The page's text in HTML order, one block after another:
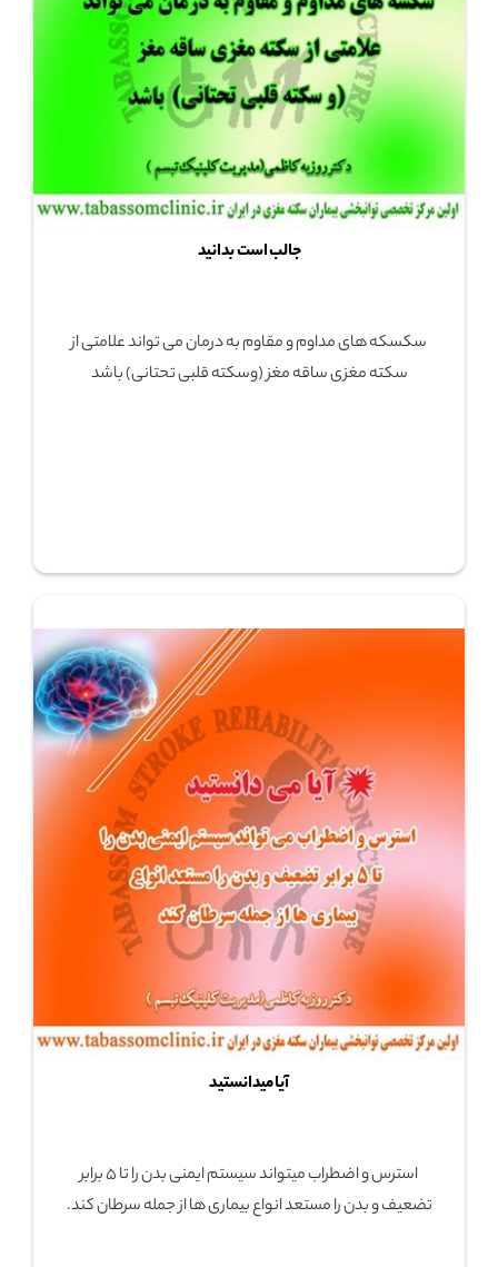
جالب است بدانید
سکسکه های مداوم و مقاوم به درمان می تواند علامتی از
سکته مغزی ساقه مغز (وسکته قلبی تحتانی) باشد
آیا میدانستید
استرس و اضطراب میتواند سیستم ایمنی بدن را تا 5 برابر
تضعیف و بدن را مستعد انواع بیماری ها از جمله سرطان کند.